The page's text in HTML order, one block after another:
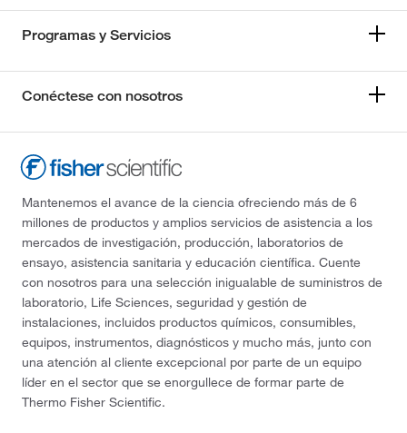
Programas y Servicios
Conéctese con nosotros
Mantenemos el avance de la ciencia ofreciendo más de 6
millones de productos y amplios servicios de asistencia a los
mercados de investigación, producción, laboratorios de
ensayo, asistencia sanitaria y educación científica. Cuente
con nosotros para una selección inigualable de suministros de
laboratorio, Life Sciences, seguridad y gestión de
instalaciones, incluidos productos químicos, consumibles,
equipos, instrumentos, diagnósticos y mucho más, junto con
una atención al cliente excepcional por parte de un equipo
líder en el sector que se enorgullece de formar parte de
Thermo Fisher Scientific.